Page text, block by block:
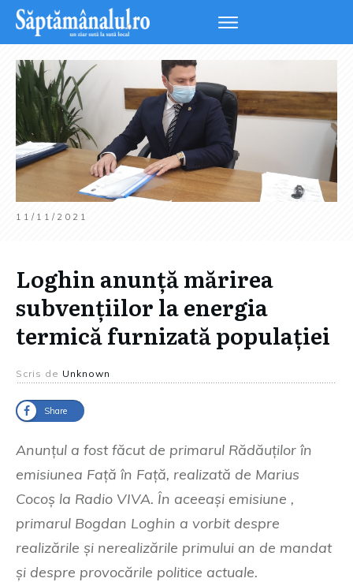
11/11/2021
Loghin anunță mărirea
subvențiilor la energia
termică furnizată populației
Scris de Unknown
Share
Anunțul a fost făcut de primarul Rădăuților în
emisiunea Față în Față, realizată de Marius
Cocoș la Radio VIVA. În aceeași emisiune ,
primarul Bogdan Loghin a vorbit despre
realizările și nerealizările primului an de mandat
și despre provocările politice actuale.